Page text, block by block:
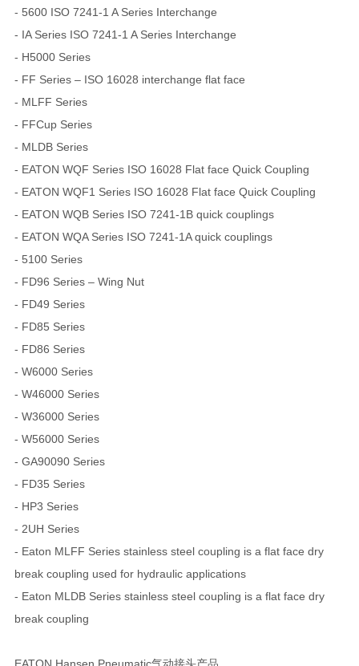
- 5600 ISO 7241-1 A Series Interchange
- IA Series ISO 7241-1 A Series Interchange
- H5000 Series
- FF Series – ISO 16028 interchange flat face
- MLFF Series
- FFCup Series
- MLDB Series
- EATON WQF Series ISO 16028 Flat face Quick Coupling
- EATON WQF1 Series ISO 16028 Flat face Quick Coupling
- EATON WQB Series ISO 7241-1B quick couplings
- EATON WQA Series ISO 7241-1A quick couplings
- 5100 Series
- FD96 Series – Wing Nut
- FD49 Series
- FD85 Series
- FD86 Series
- W6000 Series
- W46000 Series
- W36000 Series
- W56000 Series
- GA90090 Series
- FD35 Series
- HP3 Series
- 2UH Series
- Eaton MLFF Series stainless steel coupling is a flat face dry
break coupling used for hydraulic applications
- Eaton MLDB Series stainless steel coupling is a flat face dry
break coupling
EATON Hansen Pneumatic气动接头产品